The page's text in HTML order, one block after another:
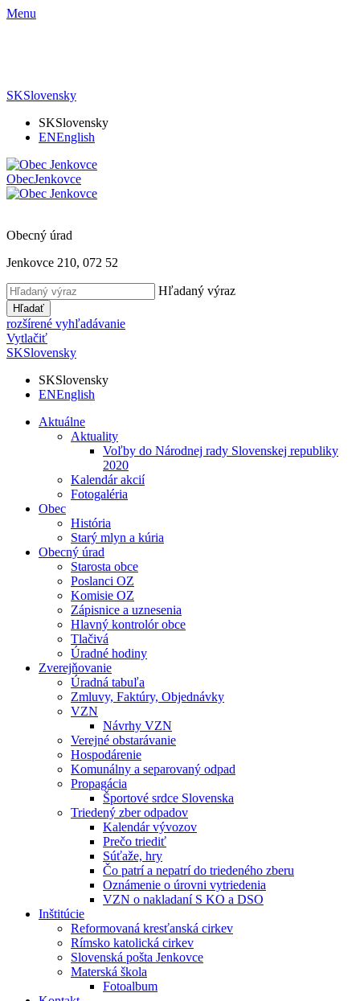
Menu
SKSlovensky
SKSlovensky
ENEnglish
ObecJenkovce
Obecný úrad
Jenkovce 210, 072 52
Hľadaný výraz
Hľadať
rozšírené vyhľadávanie
Vytlačiť
SKSlovensky
SKSlovensky
ENEnglish
Aktuálne
Aktuality
Voľby do Národnej rady Slovenskej republiky
2020
Kalendár akcií
Fotogaléria
Obec
História
Starý mlyn a kúria
Obecný úrad
Starosta obce
Poslanci OZ
Komisie OZ
Zápisnice a uznesenia
Hlavný kontrolór obce
Tlačivá
Úradné hodiny
Zverejňovanie
Úradná tabuľa
Zmluvy, Faktúry, Objednávky
VZN
Návrhy VZN
Verejné obstarávanie
Hospodárenie
Komunálny a separovaný odpad
Propagácia
Športové srdce Slovenska
Triedený zber odpadov
Kalendár vývozov
Prečo triediť
Súťaže, hry
Čo patrí a nepatrí do triedeného zberu
Oznámenie o úrovni vytriedenia
VZN o nakladaní S KO a DSO
Inštitúcie
Reformovaná kresťanská cirkev
Rímsko katolická cirkev
Slovenská pošta Jenkovce
Materská škola
Fotoalbum